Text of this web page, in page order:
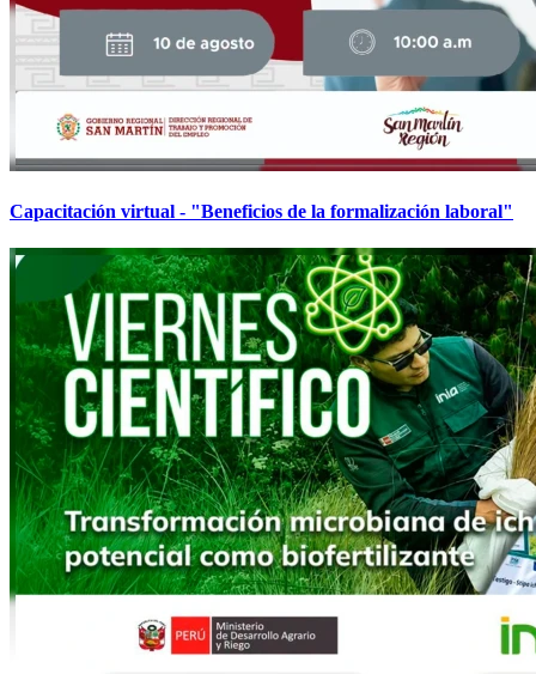
Capacitación virtual - "Beneficios de la formalización laboral"